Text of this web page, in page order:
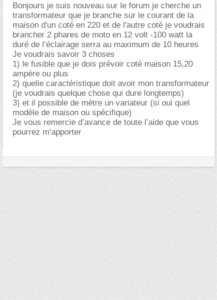
Bonjours je suis nouveau sur le forum je cherche un
transformateur que je branche sur le courant de la
maison d'un coté en 220 et de l'autre coté je voudrais
brancher 2 phares de moto en 12 volt -100 watt la
duré de l’éclairage serra au maximum de 10 heures
Je voudrais savoir 3 choses
1) le fusible que je dois prévoir coté maison 15,20
ampère ou plus
2) quelle caractéristique doit avoir mon transformateur
(je voudrais quelque chose qui dure longtemps)
3) et il possible de mètre un variateur (si oui quel
modèle de maison ou spécifique)
Je vous remercie d’avance de toute l’aide que vous
pourrez m’apporter